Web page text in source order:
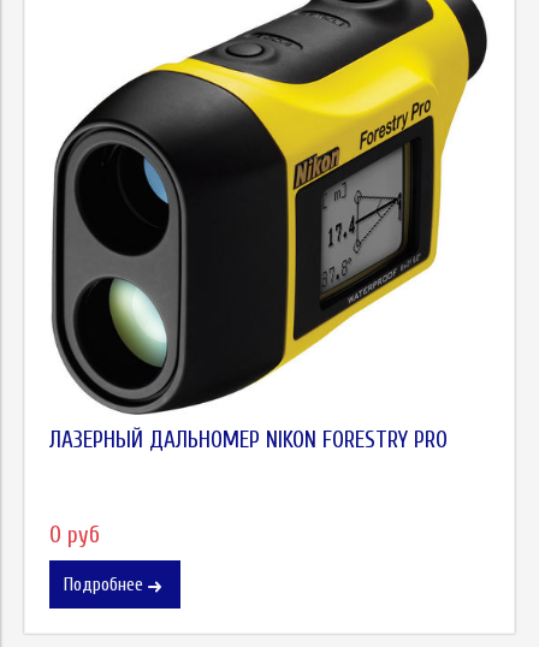
ЛАЗЕРНЫЙ ДАЛЬНОМЕР NIKON FORESTRY PRO
0 руб
Подробнее